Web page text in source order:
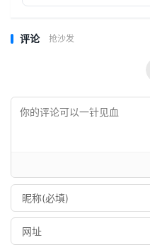
评论 抢沙发